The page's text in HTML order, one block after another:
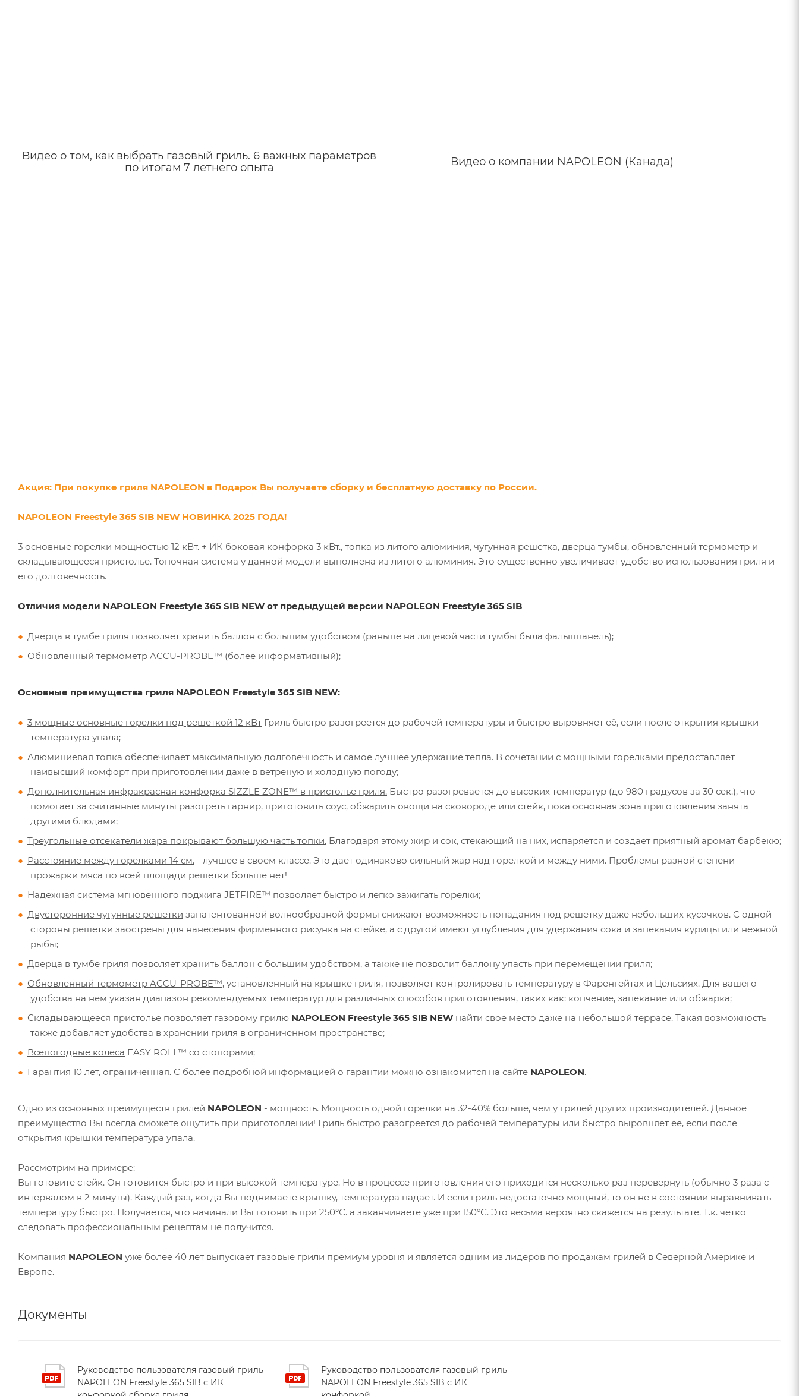
Видео о том, как выбрать газовый гриль. 6 важных параметров
по итогам 7 летнего опыта
Видео о компании NAPOLEON (Канада)
Акция: При покупке гриля NAPOLEON в Подарок Вы получаете сборку и бесплатную доставку по России.
NAPOLEON Freestyle 365 SIB NEW НОВИНКА 2025 ГОДА!
3 основные горелки мощностью 12 кВт. + ИК боковая конфорка 3 кВт., топка из литого алюминия, чугунная решетка, дверца тумбы, обновленный термометр и
складывающееся пристолье. Топочная система у данной модели выполнена из литого алюминия. Это существенно увеличивает удобство использования гриля и
его долговечность.
Отличия модели NAPOLEON Freestyle 365 SIB NEW от предыдущей версии NAPOLEON Freestyle 365 SIB
Дверца в тумбе гриля позволяет хранить баллон с большим удобством (раньше на лицевой части тумбы была фальшпанель);
Обновлённый термометр ACCU-PROBE™ (более информативный);
Основные преимущества гриля NAPOLEON Freestyle 365 SIB NEW:
3 мощные основные горелки под решеткой 12 кВт Гриль быстро разогреется до рабочей температуры и быстро выровняет её, если после открытия крышки
температура упала;
Алюминиевая топка обеспечивает максимальную долговечность и самое лучшее удержание тепла. В сочетании с мощными горелками предоставляет
наивысший комфорт при приготовлении даже в ветреную и холодную погоду;
Дополнительная инфракрасная конфорка SIZZLE ZONE™ в пристолье гриля. Быстро разогревается до высоких температур (до 980 градусов за 30 сек.), что
помогает за считанные минуты разогреть гарнир, приготовить соус, обжарить овощи на сковороде или стейк, пока основная зона приготовления занята
другими блюдами;
Треугольные отсекатели жара покрывают большую часть топки. Благодаря этому жир и сок, стекающий на них, испаряется и создает приятный аромат барбекю;
Расстояние между горелками 14 см. - лучшее в своем классе. Это дает одинаково сильный жар над горелкой и между ними. Проблемы разной степени
прожарки мяса по всей площади решетки больше нет!
Надежная система мгновенного поджига JETFIRE™ позволяет быстро и легко зажигать горелки;
Двусторонние чугунные решетки запатентованной волнообразной формы снижают возможность попадания под решетку даже небольших кусочков. С одной
стороны решетки заострены для нанесения фирменного рисунка на стейке, а с другой имеют углубления для удержания сока и запекания курицы или нежной
рыбы;
Дверца в тумбе гриля позволяет хранить баллон с большим удобством, а также не позволит баллону упасть при перемещении гриля;
Обновленный термометр ACCU-PROBE™, установленный на крышке гриля, позволяет контролировать температуру в Фаренгейтах и Цельсиях. Для вашего
удобства на нём указан диапазон рекомендуемых температур для различных способов приготовления, таких как: копчение, запекание или обжарка;
Складывающееся пристолье позволяет газовому грилю NAPOLEON Freestyle 365 SIB NEW найти свое место даже на небольшой террасе. Такая возможность
также добавляет удобства в хранении гриля в ограниченном пространстве;
Всепогодные колеса EASY ROLL™ со стопорами;
Гарантия 10 лет, ограниченная. С более подробной информацией о гарантии можно ознакомится на сайте NAPOLEON.
Одно из основных преимуществ грилей NAPOLEON - мощность. Мощность одной горелки на 32-40% больше, чем у грилей других производителей. Данное
преимущество Вы всегда сможете ощутить при приготовлении! Гриль быстро разогреется до рабочей температуры или быстро выровняет её, если после
открытия крышки температура упала.
Рассмотрим на примере:
Вы готовите стейк. Он готовится быстро и при высокой температуре. Но в процессе приготовления его приходится несколько раз перевернуть (обычно 3 раза с
интервалом в 2 минуты). Каждый раз, когда Вы поднимаете крышку, температура падает. И если гриль недостаточно мощный, то он не в состоянии выравнивать
температуру быстро. Получается, что начинали Вы готовить при 250°С. а заканчиваете уже при 150°С. Это весьма вероятно скажется на результате. Т.к. чётко
следовать профессиональным рецептам не получится.
Компания NAPOLEON уже более 40 лет выпускает газовые грили премиум уровня и является одним из лидеров по продажам грилей в Северной Америке и
Европе.
Документы
Руководство пользователя газовый гриль
NAPOLEON Freestyle 365 SIB с ИК
Руководство пользователя газовый гриль
NAPOLEON Freestyle 365 SIB с ИК